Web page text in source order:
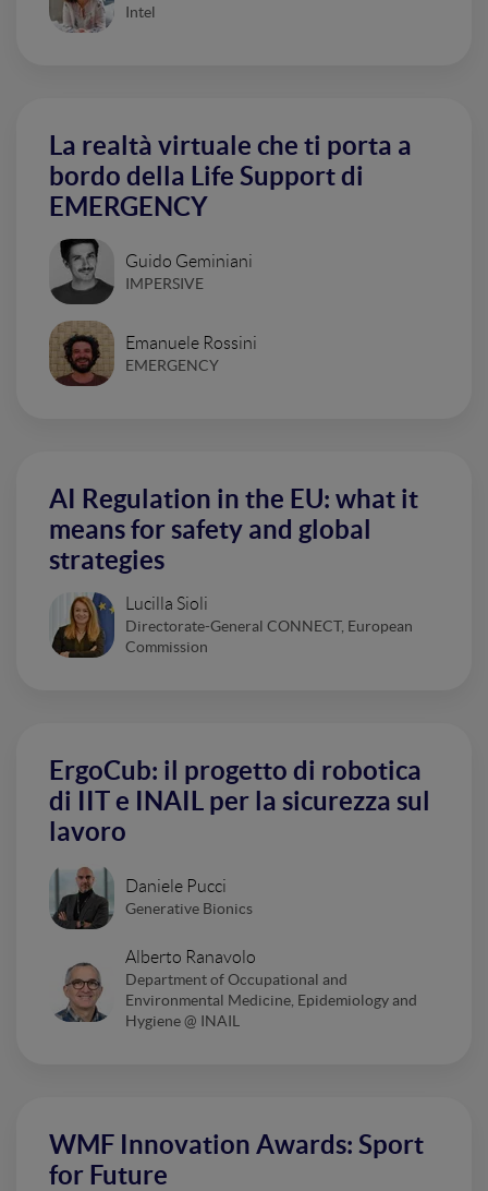
Intel
La realtà virtuale che ti porta a
bordo della Life Support di
EMERGENCY
Guido Geminiani
IMPERSIVE
Emanuele Rossini
EMERGENCY
AI Regulation in the EU: what it
means for safety and global
strategies
Lucilla Sioli
Directorate-General CONNECT, European
Commission
ErgoCub: il progetto di robotica
di IIT e INAIL per la sicurezza sul
lavoro
Daniele Pucci
Generative Bionics
Alberto Ranavolo
Department of Occupational and
Environmental Medicine, Epidemiology and
Hygiene @ INAIL
WMF Innovation Awards: Sport
for Future